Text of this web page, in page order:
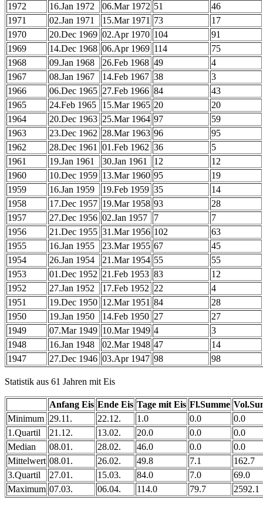
1972
16.Jan 1972 06.Mar 1972 51
46
1971
02.Jan 1971 15.Mar 1971 73
17
1970
20.Dec 1969 02.Apr 1970 104
91
1969
14.Dec 1968 06.Apr 1969 114
75
1968
09.Jan 1968 26.Feb 1968 49
4
1967
08.Jan 1967 14.Feb 1967 38
3
1966
06.Dec 1965 27.Feb 1966 84
43
1965
24.Feb 1965 15.Mar 1965 20
20
1964
20.Dec 1963 25.Mar 1964 97
59
1963
23.Dec 1962 28.Mar 1963 96
95
1962
28.Dec 1961 01.Feb 1962 36
5
1961
19.Jan 1961 30.Jan 1961 12
12
1960
10.Dec 1959 13.Mar 1960 95
19
1959
16.Jan 1959 19.Feb 1959 35
14
1958
17.Dec 1957 19.Mar 1958 93
28
1957
27.Dec 1956 02.Jan 1957 7
7
1956
21.Dec 1955 31.Mar 1956 102
63
1955
16.Jan 1955 23.Mar 1955 67
45
1954
26.Jan 1954 21.Mar 1954 55
55
1953
01.Dec 1952 21.Feb 1953 83
12
1952
27.Jan 1952 17.Feb 1952 22
4
1951
19.Dec 1950 12.Mar 1951 84
28
1950
19.Jan 1950 14.Feb 1950 27
27
1949
07.Mar 1949 10.Mar 1949 4
3
1948
16.Jan 1948 02.Mar 1948 47
14
1947
27.Dec 1946 03.Apr 1947 98 98
Statistik aus 61 Jahren mit Eis
Anfang Eis Ende Eis Tage mit Eis Fl.Summe
Minimum 29.11. 22.12. 1.0 0.0
0.0
1.Quartil
21.12. 13.02. 20.0 0.0
0.0
Median
08.01. 28.02. 46.0 0.0
0.0
Mittelwert 08.01. 26.02. 49.8 7.1
162.7
3.Quartil
27.01. 15.03. 84.0 7.0
69.0
Maximum 07.03. 06.04. 114.0 79.7 2592.1